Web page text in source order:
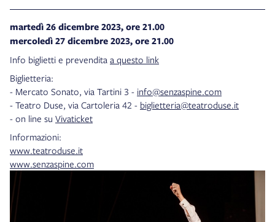
martedì 26 dicembre 2023, ore 21.00
mercoledì 27 dicembre 2023, ore 21.00
Info biglietti e prevendita a questo link
Biglietteria:
- Mercato Sonato, via Tartini 3 - info@senzaspine.com
- Teatro Duse, via Cartoleria 42 - biglietteria@teatroduse.it
- on line su Vivaticket
Informazioni:
www.teatroduse.it
www.senzaspine.com